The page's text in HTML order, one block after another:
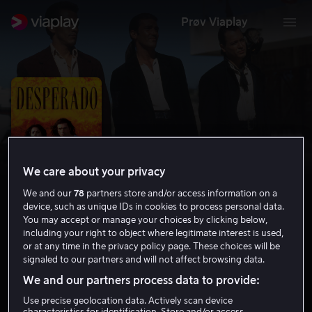
Prøv Viaplay
Desperado
We care about your privacy
We and our78 partners store and/or access information on a
device, such as unique IDs in cookies to process personal data.
You may accept or manage your choices by clicking below,
including your right to object where legitimate interest is used,
or at any time in the privacy policy page. These choices will be
signaled to our partners and will not affect browsing data.
We and our partners process data to provide:
Use precise geolocation data. Actively scan device